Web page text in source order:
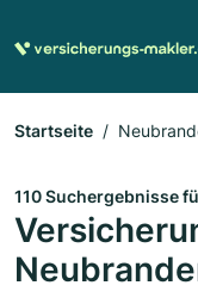
Startseite
110 Suchergebnisse